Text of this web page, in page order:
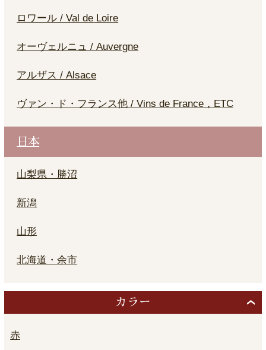
ロワール / Val de Loire
オーヴェルニュ / Auvergne
アルザス / Alsace
ヴァン・ド・フランス他 / Vins de France，ETC
日本
山梨県・勝沼
新潟
山形
北海道・余市
カラー
赤